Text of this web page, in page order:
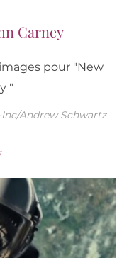
Carney
Andrew Schwartz